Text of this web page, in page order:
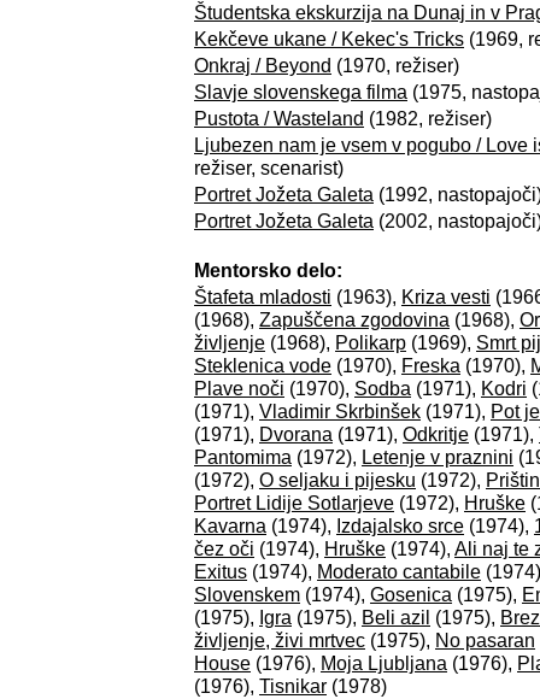
Študentska ekskurzija na Dunaj in v
Kekčeve ukane / Kekec's Tricks (1969,
Onkraj / Beyond (1970, režiser)
Slavje slovenskega filma (1975,
Pustota / Wasteland (1982, režiser)
Ljubezen nam je vsem v pogubo / Love
režiser, scenarist)
Portret Jožeta Galeta (1992,
Portret Jožeta Galeta (2002,
Mentorsko delo:
Štafeta mladosti (1963), Kriza vesti
(1968), Zapuščena zgodovina (1968),
življenje (1968), Polikarp (1969), Smrt
Steklenica vode (1970), Freska (1970),
Plave noči (1970), Sodba (1971), Kodri
(1971), Vladimir Skrbinšek (1971), Pot
(1971), Dvorana (1971), Odkritje (1971),
Pantomima (1972), Letenje v praznini
(1972), O seljaku i pijesku (1972),
Portret Lidije Sotlarjeve (1972), Hruške
Kavarna (1974), Izdajalsko srce (1974),
čez oči (1974), Hruške (1974), Ali naj te
Exitus (1974), Moderato cantabile
Slovenskem (1974), Gosenica (1975),
(1975), Igra (1975), Beli azil (1975),
življenje, živi mrtvec (1975), No pasaran
House (1976), Moja Ljubljana (1976),
(1976), Tisnikar (1978)